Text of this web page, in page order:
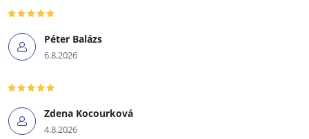
Péter Balázs
6.8.2026
Zdena Kocourková
4.8.2026